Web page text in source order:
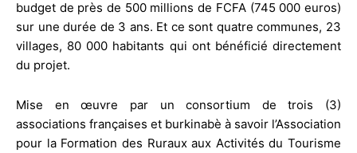
budget de près de 500 millions de FCFA (745 000 euros)
sur une durée de 3 ans. Et ce sont quatre communes, 23
villages, 80 000 habitants qui ont bénéficié directement
du projet.
Mise en œuvre par un consortium de trois (3)
associations françaises et burkinabè à savoir l’Association
pour la Formation des Ruraux aux Activités du Tourisme